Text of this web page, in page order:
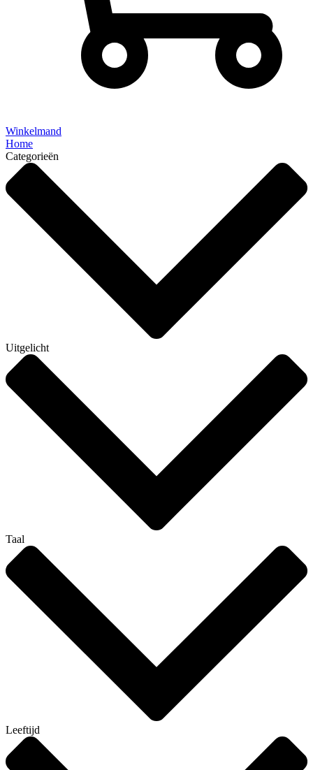
Winkelmand
Home
Categorieën
Uitgelicht
Taal
Leeftijd